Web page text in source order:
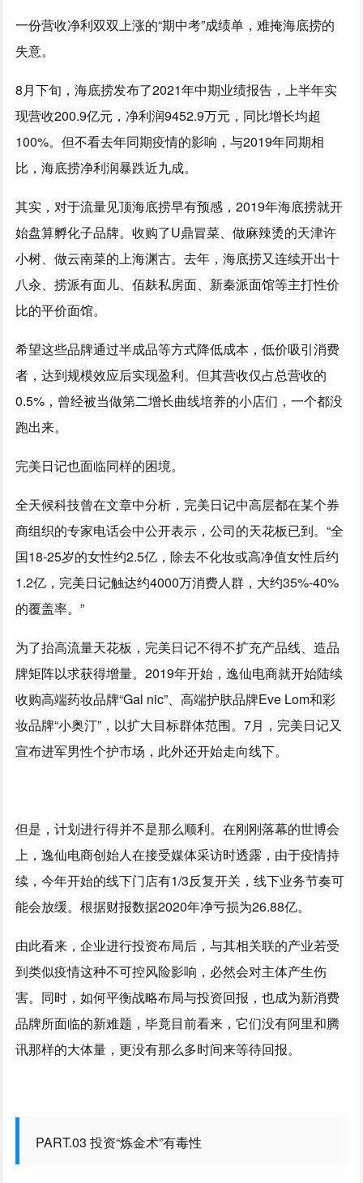
一份营收净利双双上涨的“期中考”成绩单，难掩海底捞的
失意。
8月下旬，海底捞发布了2021年中期业绩报告，上半年实
现营收200.9亿元，净利润9452.9万元，同比增长均超
100%。但不看去年同期疫情的影响，与2019年同期相
比，海底捞净利润暴跌近九成。
其实，对于流量见顶海底捞早有预感，2019年海底捞就开
始盘算孵化子品牌。收购了U鼎冒菜、做麻辣烫的天津许
小树、做云南菜的上海渊古。去年，海底捞又连续开出十
八汆、捞派有面儿、佰麸私房面、新秦派面馆等主打性价
比的平价面馆。
希望这些品牌通过半成品等方式降低成本，低价吸引消费
者，达到规模效应后实现盈利。但其营收仅占总营收的
0.5%，曾经被当做第二增长曲线培养的小店们，一个都没
跑出来。
完美日记也面临同样的困境。
全天候科技曾在文章中分析，完美日记中高层都在某个券
商组织的专家电话会中公开表示，公司的天花板已到。“全
国18-25岁的女性约2.5亿，除去不化妆或高净值女性后约
1.2亿，完美日记触达约4000万消费人群，大约35%-40%
的覆盖率。”
为了抬高流量天花板，完美日记不得不扩充产品线、造品
牌矩阵以求获得增量。2019年开始，逸仙电商就开始陆续
收购高端药妆品牌“Gal nic”、高端护肤品牌Eve Lom和彩
妆品牌“小奥汀”，以扩大目标群体范围。7月，完美日记又
宣布进军男性个护市场，此外还开始走向线下。
但是，计划进行得并不是那么顺利。在刚刚落幕的世博会
上，逸仙电商创始人在接受媒体采访时透露，由于疫情持
续，今年开始的线下门店有1/3反复开关，线下业务节奏可
能会放缓。根据财报数据2020年净亏损为26.88亿。
由此看来，企业进行投资布局后，与其相关联的产业若受
到类似疫情这种不可控风险影响，必然会对主体产生伤
害。同时，如何平衡战略布局与投资回报，也成为新消费
品牌所面临的新难题，毕竟目前看来，它们没有阿里和腾
讯那样的大体量，更没有那么多时间来等待回报。
PART.03 投资“炼金术”有毒性